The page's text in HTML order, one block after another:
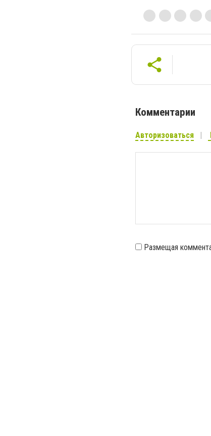
Комментарии
Авторизоваться
Размещая